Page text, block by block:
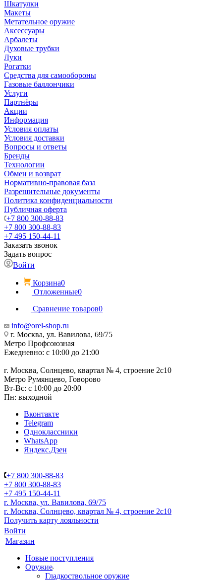
Шкатулки
Макеты
Метательное оружие
Аксессуары
Арбалеты
Духовые трубки
Луки
Рогатки
Средства для самообороны
Газовые баллончики
Услуги
Партнёры
Акции
Информация
Условия оплаты
Условия доставки
Вопросы и ответы
Бренды
Технологии
Обмен и возврат
Нормативно-правовая база
Разрешительные документы
Политика конфиденциальности
Публичная оферта
+7 800 300-88-83
+7 800 300-88-83
+7 495 150-44-11
Заказать звонок
Задать вопрос
Войти
Корзина0
Отложенные0
Сравнение товаров0
info@orel-shop.ru
г. Москва, ул. Вавилова, 69/75
Метро Профсоюзная
Ежедневно: с 10:00 до 21:00
г. Москва, Солнцево, квартал № 4, строение 2с10
Метро Румянцево, Говорово
Вт-Вс: с 10:00 до 20:00
Пн: выходной
Вконтакте
Telegram
Одноклассники
WhatsApp
Яндекс.Дзен
+7 800 300-88-83
+7 800 300-88-83
+7 495 150-44-11
г. Москва, ул. Вавилова, 69/75
г. Москва, Солнцево, квартал № 4, строение 2с10
Получить карту лояльности
Войти
Магазин
Новые поступления
Оружие
Гладкоствольное оружие